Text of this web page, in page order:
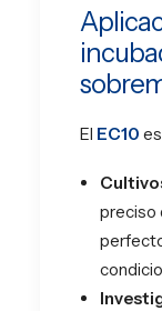
El EC10
preciso